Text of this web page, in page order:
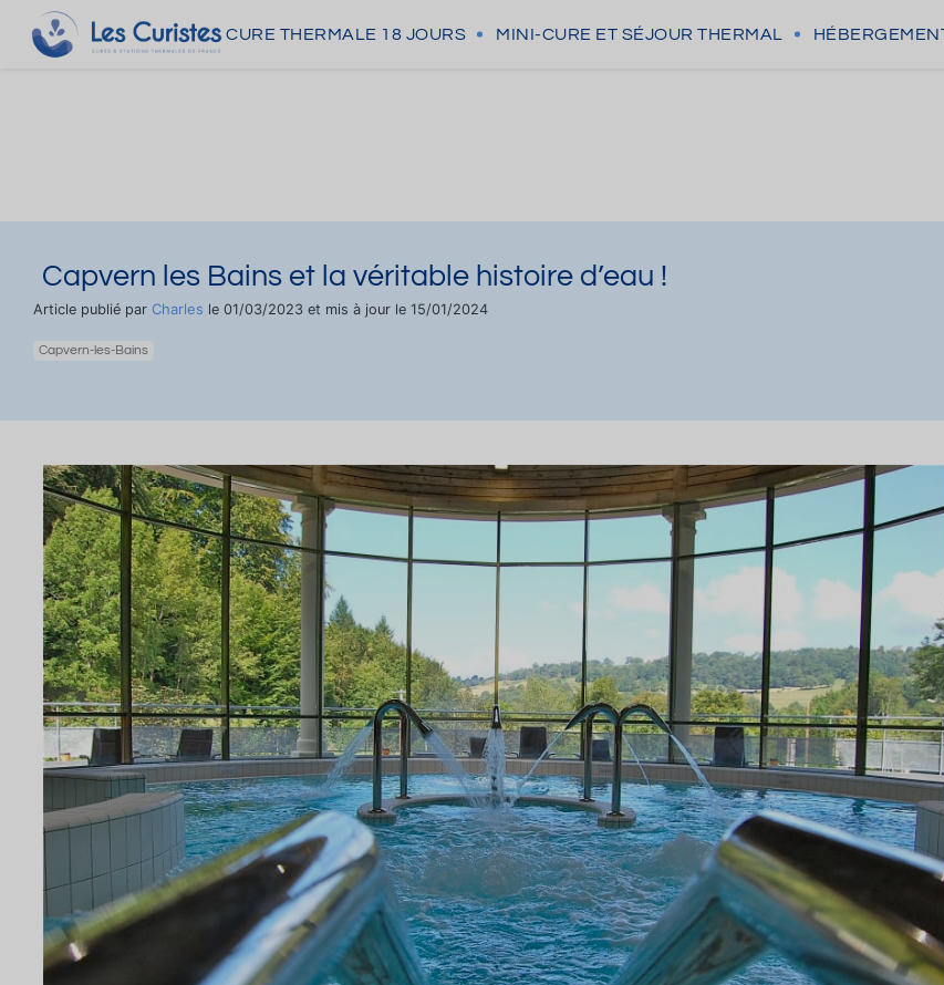
CURE THERMALE 18 JOURS MINI-CURE ET SÉJOUR THERMAL
Capvern les Bains et la véritable histoire d’eau !
Article publié par Charles le 01/03/2023 et mis à jour le 15/01/2024
Capvern-les-Bains